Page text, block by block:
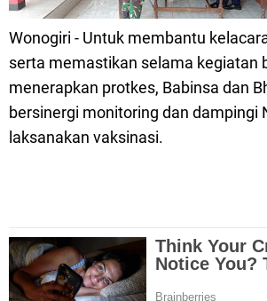
Wonogiri - Untuk membantu
serta memastikan selama kegiatan
menerapkan protkes, Babinsa dan
bersinergi monitoring dan dampingi
laksanakan vaksinasi.